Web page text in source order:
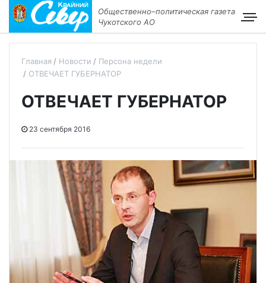
Общественно–политическая газета
Чукотского АО
Главная Новости
Персона недели
ОТВЕЧАЕТ ГУБЕРНАТОР
ОТВЕЧАЕТ ГУБЕРНАТОР
23 сентября 2016